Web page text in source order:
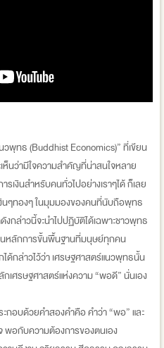
วพุทธ (Buddhist Economics)” ที่เขียน
ห็นว่ามีใจความสำคัญที่น่าสนใจหลาย
รเงินสำหรับคนทั่วไปอย่างเราๆได้ ก็เลย
นๆทองๆ ในมุมมองของคนที่นับถือพุทธ
กล่าวนี้จะนำไปปฏิบัติได้เฉพาะชาวพุทธ
นหลักการขั้นพื้นฐานที่มนุษย์ทุกคน
ด้กล่าวไว้ว่า เศรษฐศาสตร์แนวพุทธนั้น
เศรษฐศาสตร์แห่งความ “พอดี” นั่นเอง
ะกอบด้วยคำสองคำคือ คำว่า “พอ” และ
พอกับความต้องการของตนเอง